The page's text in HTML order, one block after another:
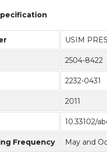
USIM
2504-8422
2232-0431
2011
10.33102/
Frequency May and